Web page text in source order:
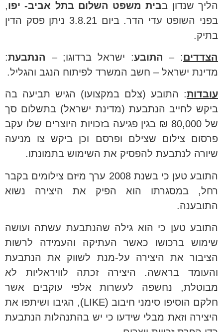
הליך שנדון בבית משפט השלום בתל אביב- יפו,
בפני השופט עדי הדר. ביום 3.8.21 ניתן פסק הדין
בתיק.
הצדדים: – התובע: ישראל ברדוגו; – הנתבעת:
מדינת ישראל – חשב המשרד לפיתוח הנגב והגליל.
עובדות: התובע (צלם במקצועו) הגיש תביעה בה
ביקש לחייב הנתבעת (מדינת ישראל) בתשלום סך
של 80,000 ₪ בגין פגיעה בזכויות היוצרים שלו עקב
פרסום צילום שצילם ופרסם וכן ביקש צו מניעה
שיורה לנתבעת להפסיק את השימוש בתמונתו.
התובע טען כי בשנת 2008 ערך מיזם צילומים בקבר
רחל, במסגרתו הוא הפיק את היצירה נשוא
התובענה.
התובע טען כי הוא גילה שהנתבעת עשתה ועושה
שימוש ברכושו כאשר העתיקה והעמידה לרשות
הציבור את היצירה על-מנת לשווק את הנתבעת
והעומד בראשה. היצירה זכתה לוויראליות לא
מבוטלת, נחשפה לעשרות אלפי עוקבים אשר
חלקם הוסיפו סימני חיבוב (LIKE), הגיבו ושיתפו את
היצירה וזאת מבלי שידעו כי יש בהתנהלות הנתבעת